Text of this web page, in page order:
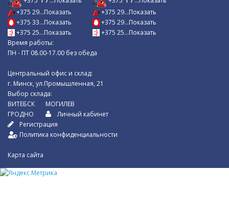
+375 29...Показать
+375 33...Показать
+375 25...Показать
+375 29...Показать
+375 29...Показать
+375 25...Показать
Время работы:
ПН - ПТ 08.00-17.00 без обеда
Центральный офис и склад:
г. Минск, ул.Промышленная, 21
Выбор склада:
ВИТЕБСК
ГРОДНО
МОГИЛЕВ
Личный кабинет
Регистрация
Политика конфиденциальности
Карта сайта